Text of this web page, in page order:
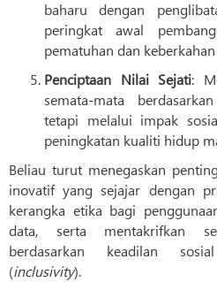
baharu dengan
peringkat awal
pematuhan dan
Penciptaan Nilai Sejati:
semata-mata
tetapi melalui impak
peningkatan kualiti hidup
Beliau turut menegaskan
inovatif yang sejajar dengan
kerangka etika bagi
data, serta mentakrifkan
berdasarkan keadilan
(inclusivity).